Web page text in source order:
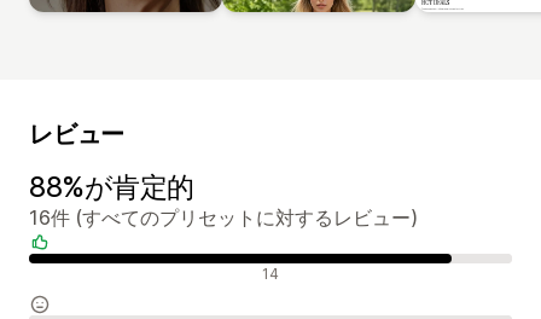
レビュー
88%が肯定的
16件 (すべてのプリセットに対するレビュー)
肯定的なレビュー 14